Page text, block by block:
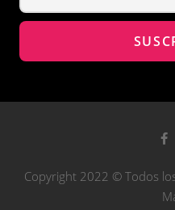
Copyright 2022 © Todos